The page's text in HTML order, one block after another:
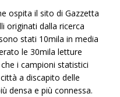
ospita il sito di Gazzetta
originati dalla ricerca
stati 10mila in media
le 30mila letture
i campioni statistici
a discapito delle
densa e più connessa.